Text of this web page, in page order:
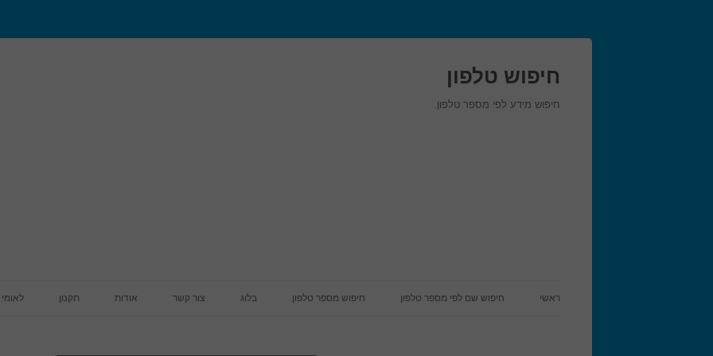
חיפוש טלפון
חיפוש מידע לפי מספר טלפון.
ראשי חיפוש שם לפי מספר טלפון חיפוש מספר טלפון בלוג צור קשר אודות תקנון